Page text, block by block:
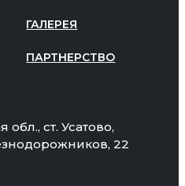
ГАЛЕРЕЯ
ПАРТНЕРСТВО
обл., ст. Усатово,
22